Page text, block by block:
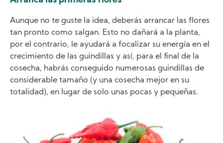
Aunque no te guste la idea, deberás arrancar las flores
tan pronto como salgan. Esto no dañará a la planta,
por el contrario, le ayudará a focalizar su energía en el
crecimiento de las guindillas y así, para el final de la
cosecha, habrás conseguido numerosas guindillas de
considerable tamaño (y una cosecha mejor en su
totalidad), en lugar de solo unas pocas y pequeñas.